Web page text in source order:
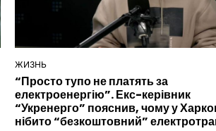
ОПУБЛІКУВАТИ
У
ЖИЗНЬ
“Просто тупо не платять за
електроенергію”. Екс-керівник
“Укренерго” пояснив, чому у
нібито “безкоштовний”